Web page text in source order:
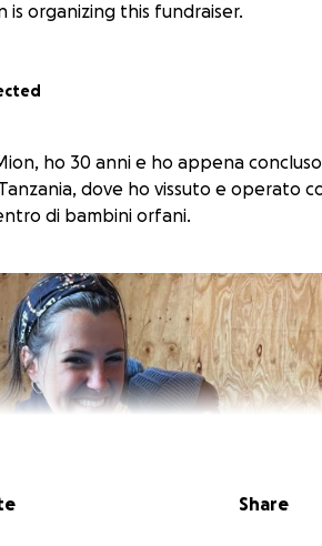
is organizing this fundraiser.
ho 30 anni e ho appena
dove ho vissuto e operato
di bambini orfani.
Share